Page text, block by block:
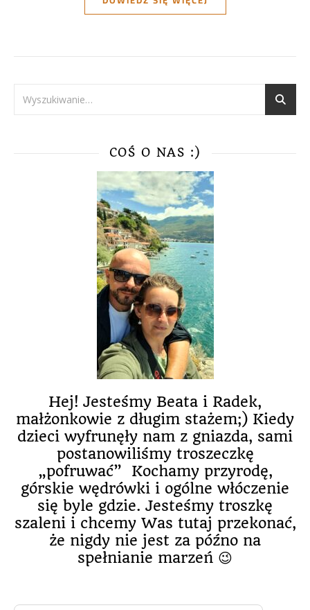
COŚ O NAS :)
Hej! Jesteśmy Beata i Radek,
małżonkowie z długim stażem;) Kiedy
dzieci wyfrunęły nam z gniazda, sami
postanowiliśmy troszeczkę
„pofruwać” Kochamy przyrodę,
górskie wędrówki i ogólne włóczenie
się byle gdzie. Jesteśmy troszkę
szaleni i chcemy Was tutaj przekonać,
że nigdy nie jest za późno na
spełnianie marzeń 😉